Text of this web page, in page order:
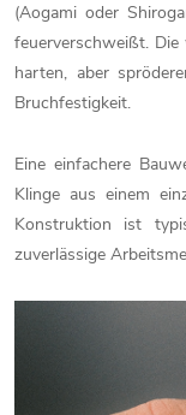
(Aogami oder
feuerverschweißt.
harten, aber
Bruchfestigkeit.
Eine einfachere
Klinge aus einem
Konstruktion ist
zuverlässige